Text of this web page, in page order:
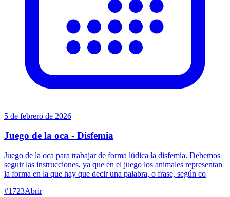
5 de febrero de 2026
Juego de la oca - Disfemia
Juego de la oca para trabajar de forma lúdica la disfemia. Debemos
seguir las instrucciones, ya que en el juego los animales representan
la forma en la que hay que decir una palabra, o frase, según co
#1723Abrir